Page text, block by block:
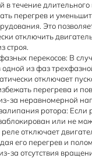
в течение
перегрев и
Это
отключить
строя.
перекосов: В
из фаз
отключает
перегрева и
за неравномерной
ротора: Если
или не
отключает
его перегрев и
за отсутствия